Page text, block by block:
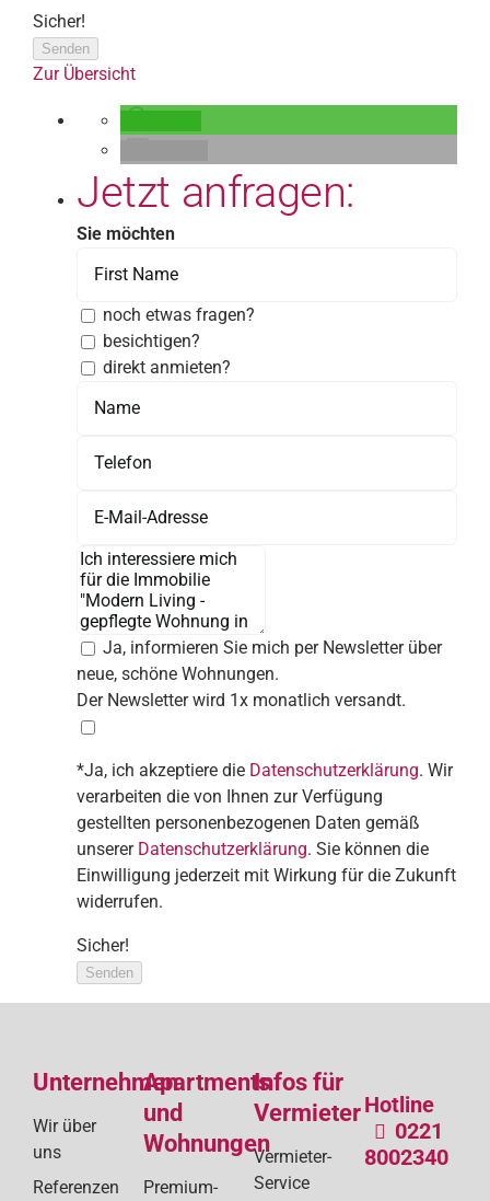
Sicher!
Senden
Zur Übersicht
Jetzt anfragen:
Sie möchten
noch etwas fragen?
besichtigen?
direkt anmieten?
Ja, informieren Sie mich per Newsletter über
neue, schöne Wohnungen.
Der Newsletter wird 1x monatlich versandt.
*Ja, ich akzeptiere die Datenschutzerklärung. Wir
verarbeiten die von Ihnen zur Verfügung
gestellten personenbezogenen Daten gemäß
unserer Datenschutzerklärung. Sie können die
Einwilligung jederzeit mit Wirkung für die Zukunft
widerrufen.
Sicher!
Senden
Unternehmen
Wir über
uns
Referenzen
Apartments
und
Wohnungen
Premium-
Infos für
Vermieter
Vermieter-
Service
Hotline
0221
8002340